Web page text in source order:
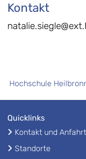
Kontakt
Hochschule
Quicklinks
Kontakt und Anfahrt
Standorte